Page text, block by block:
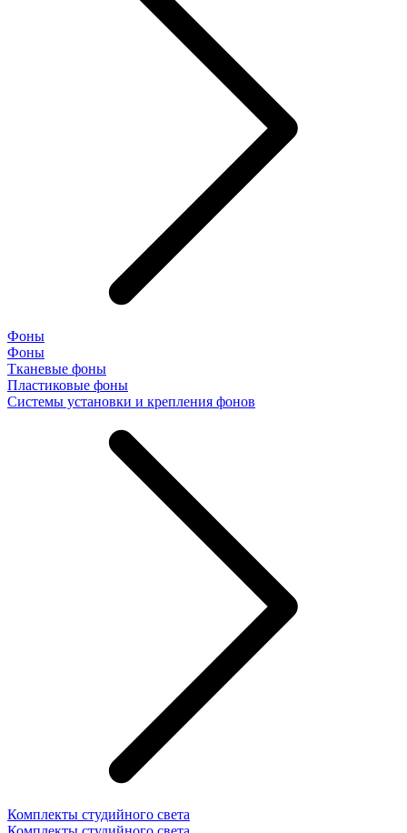
Фоны
Фоны
Тканевые фоны
Пластиковые фоны
Системы установки и крепления фонов
Комплекты студийного света